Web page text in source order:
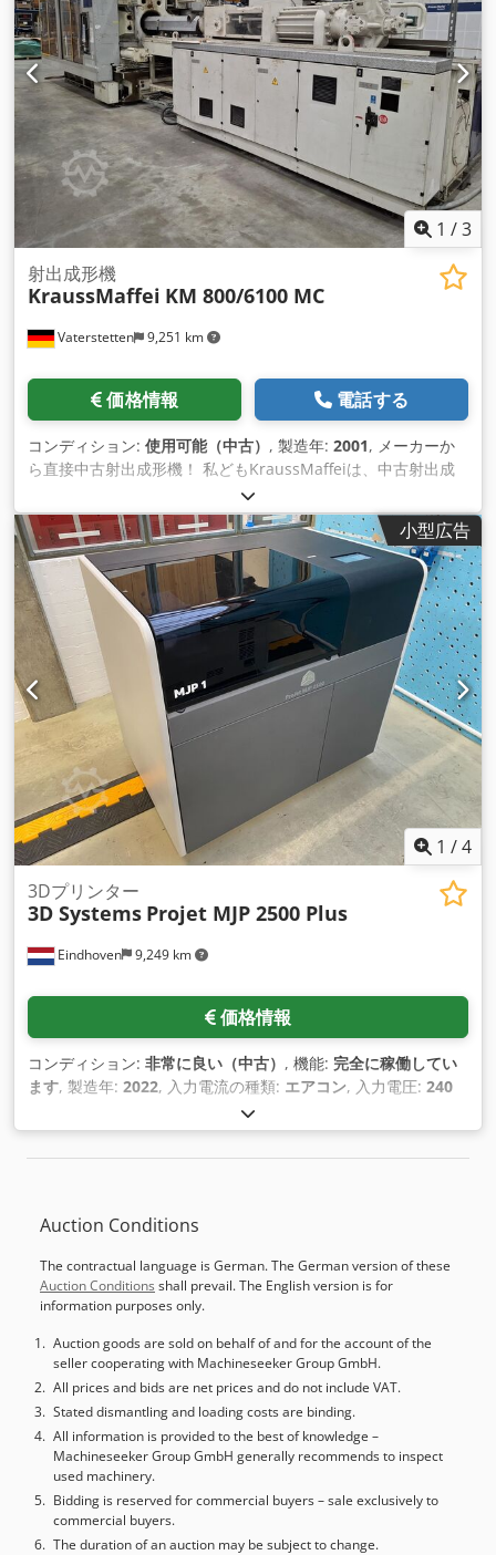
1 /3
Vaterstetten 9,251 km
射出成形機
KraussMaffei KM 800/6100 MC
価格情報 電話する
コンディション: 使用可能（中古） , 製造年: 2001, メーカーか
ら直接中古射出成形機！ 私どもKraussMaffeiは、中古射出成
形機をご提供いたします。 コントロール - MC4 Dsdpfxenh
Rwge Ag Tock 技術データ クロージングユニット - 射出力: kN
8000 - コラム間距離 (h x v): mm 1120 x 1000 - 金型最大開口
距離： mm 1400 - 金型設置高さ（最小／最大）： mm
600/1100 - 型締プラテンの開ストローク： mm 2000 - エジェ
クターストローク： mm 250 - エジェクター力: kN 226 (逆方
向: kN 59) スクリューユニット - スクリュー直径： mm 95 - レ
シオ Ls/D: 23 - 射出圧力： bar 1795 - 射出体積： cm3 3367 -
PS用インジェクションサイズ：g 3064 - 射出容量： cm3/s 690
- ノズルを閉じる力： kN 166 電気パラメータ - 接続負荷ポン
プ： kW 90 - 加熱能力： kW 61 重量と寸法 - 正味重量： t 45 -
機械寸法（長さ x 幅 x 高さ）： m 10.4 x 2.86 x 2.39 基本的
に、このプラントは機能する基本状態で納入いたします。ま
た、この装置のメーカーとして、個々のケースに応じて様々な
アドオンを提 供することができます： - システムの耐用年数を
延ばすための制御更新の可能性。 - システムのエネルギー最適
化のためのアップデート - 必要に応じて、KraussMaffeiデジタ
ル製品との連携 - 可塑化変換 - オプション：配送の手配と引き
取り（料金に含まれません） - オプション：設置および試運転
レスな生産を保証するために、必要な消耗部品のスペアパーツ
い合わせください！
小型広告
1 /4
Eindhoven 9,249 km
3Dプリンター
3D Systems Projet MJP 2500 Plus
価格情報
コンディション: 非常に良い（中古） , 機能: 完全に稼働してい
ます, 製造年: 2022, 入力電流の種類: エアコン, 入力電圧: 240
, 入力周波数:60 ヘルツ
Auction Conditions
The contractual language is German. The German version of these
Auction Conditions shall prevail. The English version is for
information purposes only.
Auction goods are sold on behalf of and for the account of the
seller cooperating with Machineseeker Group GmbH.
All prices and bids are net prices and do not include VAT.
Stated dismantling and loading costs are binding.
All information is provided to the best of knowledge –
Machineseeker Group GmbH generally recommends to inspect
used machinery.
Bidding is reserved for commercial buyers – sale exclusively to
commercial buyers.
The duration of an auction may be subject to change.